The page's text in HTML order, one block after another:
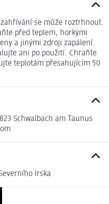
se může roztrhnout.
před teplem, horkými
a jinými zdroji zapálení.
ani po použití. Chraňte
teplotám přesahujícím 50
Schwalbach am Taunus
Irska